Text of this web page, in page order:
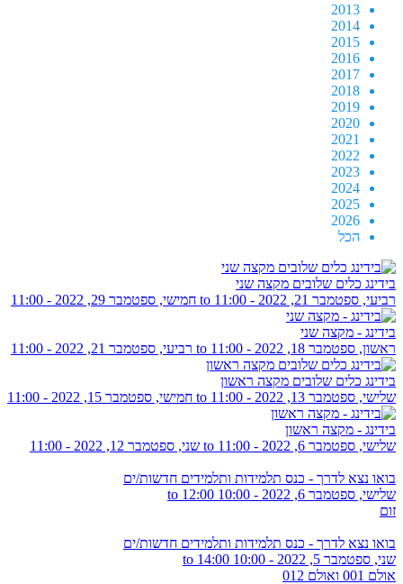
2013
2014
2015
2016
2017
2018
2019
2020
2021
2022
2023
2024
2025
2026
הכל
בידינג כלים שלובים מקצה שני
רביעי, ספטמבר 21, 2022 - 11:00
חמישי, ספטמבר 29, 2022 - 11:00
בידינג - מקצה שני
ראשון, ספטמבר 18, 2022 - 11:00
רביעי, ספטמבר 21, 2022 - 11:00
בידינג כלים שלובים מקצה ראשון
שלישי, ספטמבר 13, 2022 - 11:00
חמישי, ספטמבר 15, 2022 - 11:00
בידינג - מקצה ראשון
שלישי, ספטמבר 6, 2022 - 11:00
שני, ספטמבר 12, 2022 - 11:00
בואו נצא לדרך - כנס תלמידות ותלמידים חדשות/ים
שלישי, ספטמבר 6, 2022 -
10:00
12:00
זום
בואו נצא לדרך - כנס תלמידות ותלמידים חדשות/ים
שני, ספטמבר 5, 2022 -
10:00
14:00
אולם 001 ואולם 012